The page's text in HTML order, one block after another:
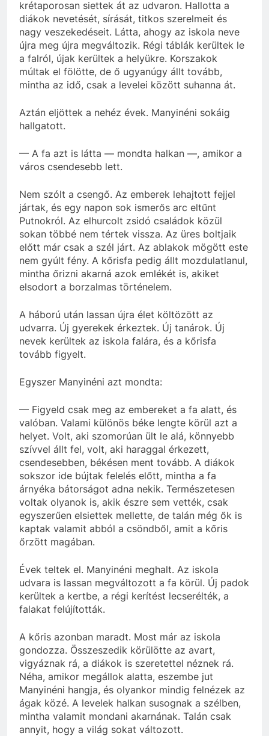
krétaporosan siettek át az udvaron. Hallotta a
diákok nevetését, sírását, titkos szerelmeit és
nagy veszekedéseit. Látta, ahogy az iskola neve
újra meg újra megváltozik. Régi táblák kerültek le
a falról, újak kerültek a helyükre. Korszakok
múltak el fölötte, de ő ugyanúgy állt tovább,
mintha az idő, csak a levelei között suhanna át.
Aztán eljöttek a nehéz évek. Manyinéni sokáig
hallgatott.
— A fa azt is látta — mondta halkan —, amikor a
város csendesebb lett.
Nem szólt a csengő. Az emberek lehajtott fejjel
jártak, és egy napon sok ismerős arc eltűnt
Putnokról. Az elhurcolt zsidó családok közül
sokan többé nem tértek vissza. Az üres boltjaik
előtt már csak a szél járt. Az ablakok mögött este
nem gyúlt fény. A kőrisfa pedig állt mozdulatlanul,
mintha őrizni akarná azok emlékét is, akiket
elsodort a borzalmas történelem.
A háború után lassan újra élet költözött az
udvarra. Új gyerekek érkeztek. Új tanárok. Új
nevek kerültek az iskola falára, és a kőrisfa
tovább figyelt.
Egyszer Manyinéni azt mondta:
— Figyeld csak meg az embereket a fa alatt, és
valóban. Valami különös béke lengte körül azt a
helyet. Volt, aki szomorúan ült le alá, könnyebb
szívvel állt fel, volt, aki haraggal érkezett,
csendesebben, békésen ment tovább. A diákok
sokszor ide bújtak felelés előtt, mintha a fa
árnyéka bátorságot adna nekik. Természetesen
voltak olyanok is, akik észre sem vették, csak
egyszerűen elsiettek mellette, de talán még ők is
kaptak valamit abból a csöndből, amit a kőris
őrzött magában.
Évek teltek el. Manyinéni meghalt. Az iskola
udvara is lassan megváltozott a fa körül. Új padok
kerültek a kertbe, a régi kerítést lecserélték, a
falakat felújították.
A kőris azonban maradt. Most már az iskola
gondozza. Összeszedik körülötte az avart,
vigyáznak rá, a diákok is szeretettel néznek rá.
Néha, amikor megállok alatta, eszembe jut
Manyinéni hangja, és olyankor mindig felnézek az
ágak közé. A levelek halkan susognak a szélben,
mintha valamit mondani akarnának. Talán csak
annyit, hogy a világ sokat változott.